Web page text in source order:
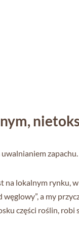
zapachu.
lokalnym rynku,
a my
części roślin, robi